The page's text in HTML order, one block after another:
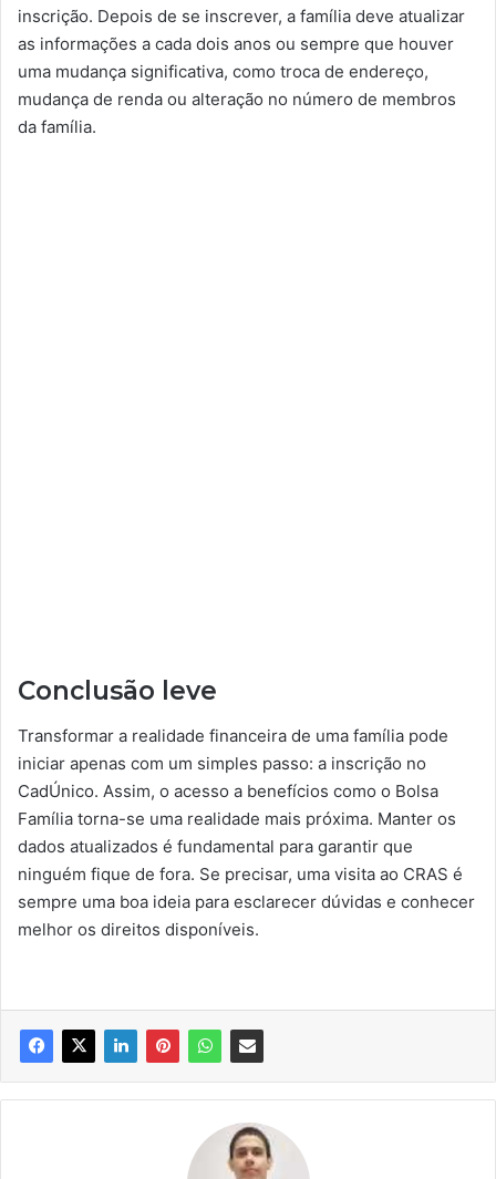
inscrição. Depois de se inscrever, a família deve atualizar
as informações a cada dois anos ou sempre que houver
uma mudança significativa, como troca de endereço,
mudança de renda ou alteração no número de membros
da família.
Conclusão leve
Transformar a realidade financeira de uma família pode
iniciar apenas com um simples passo: a inscrição no
CadÚnico. Assim, o acesso a benefícios como o Bolsa
Família torna-se uma realidade mais próxima. Manter os
dados atualizados é fundamental para garantir que
ninguém fique de fora. Se precisar, uma visita ao CRAS é
sempre uma boa ideia para esclarecer dúvidas e conhecer
melhor os direitos disponíveis.